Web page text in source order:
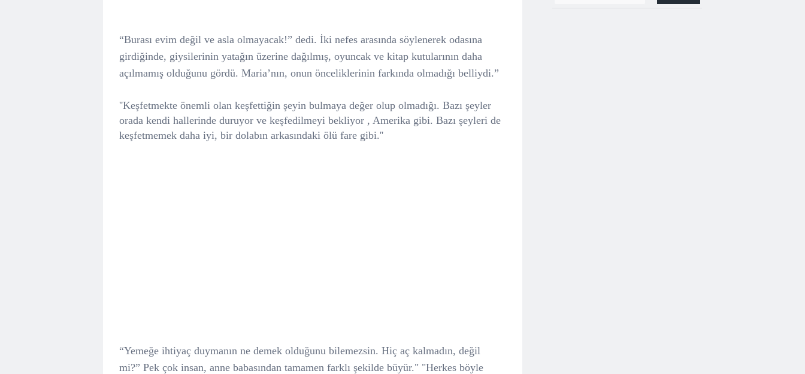
“Burası evim değil ve asla olmayacak!” dedi. İki nefes arasında söylenerek odasına
girdiğinde, giysilerinin yatağın üzerine dağılmış, oyuncak ve kitap kutularının daha
açılmamış olduğunu gördü. Maria’nın, onun önceliklerinin farkında olmadığı belliydi.”
''Keşfetmekte önemli olan keşfettiğin şeyin bulmaya değer olup olmadığı. Bazı şeyler
orada kendi hallerinde duruyor ve keşfedilmeyi bekliyor , Amerika gibi. Bazı şeyleri de
keşfetmemek daha iyi, bir dolabın arkasındaki ölü fare gibi.''
“Yemeğe ihtiyaç duymanın ne demek olduğunu bilemezsin. Hiç aç kalmadın, değil
mi?” Pek çok insan, anne babasından tamamen farklı şekilde büyür." "Herkes böyle